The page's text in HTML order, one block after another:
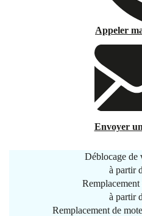
Appeler
Envoyer
Déblocage de
à partir
à partir
Remplacement de